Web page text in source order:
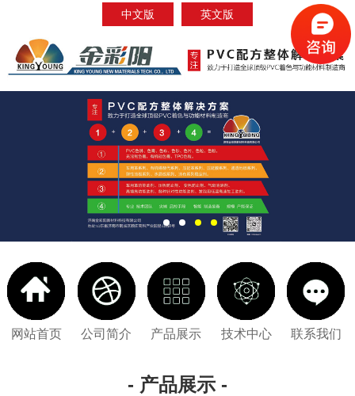
中文版 英文版
网站首页 公司简介 产品展示 技术中心 联系我们
- 产品展示 -